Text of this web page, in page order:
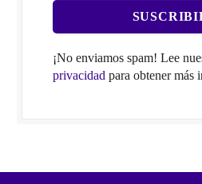
¡No enviamos spam! Lee
privacidad para obtener más